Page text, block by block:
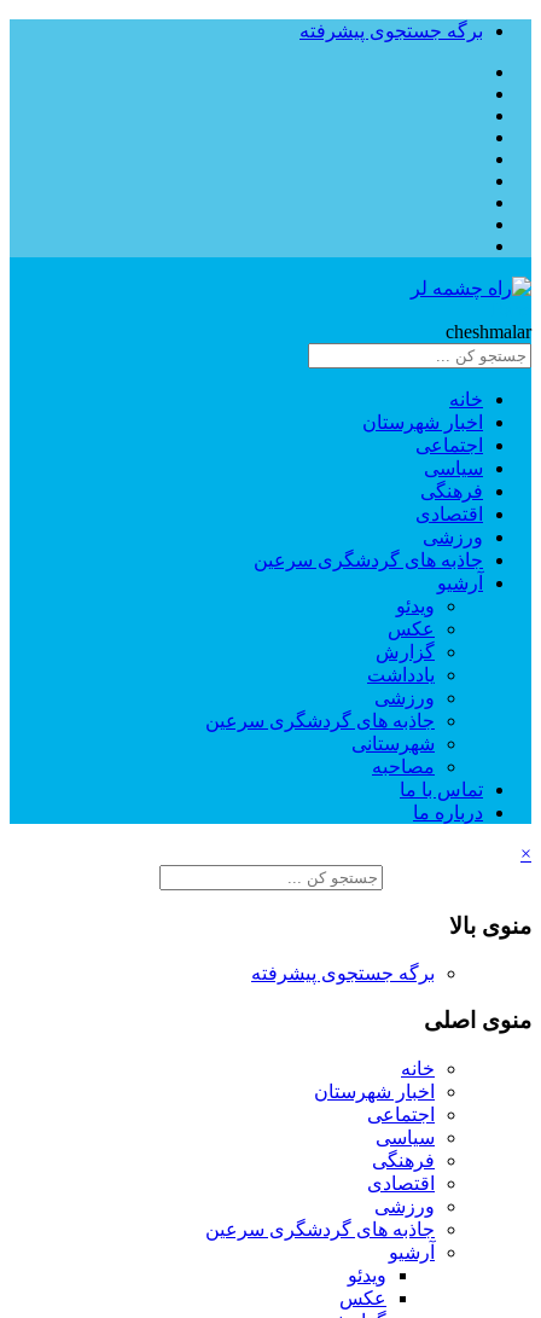
برگه جستجوی پیشرفته
cheshmalar
خانه
اخبار شهرستان
اجتماعی
سیاسی
فرهنگی
اقتصادی
ورزشی
جاذبه های گردشگری سرعین
آرشیو
ویدئو
عکس
گزارش
یادداشت
ورزشی
جاذبه های گردشگری سرعین
شهرستانی
مصاحبه
تماس با ما
درباره ما
×
منوی بالا
برگه جستجوی پیشرفته
منوی اصلی
خانه
اخبار شهرستان
اجتماعی
سیاسی
فرهنگی
اقتصادی
ورزشی
جاذبه های گردشگری سرعین
آرشیو
ویدئو
عکس